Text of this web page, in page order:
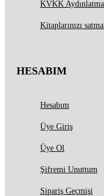
KVKK
Kitaplarınızı
HESABIM
Hesabım
Üye Giriş
Üye Ol
Şifremi Unuttum
Sipariş Geçmişi